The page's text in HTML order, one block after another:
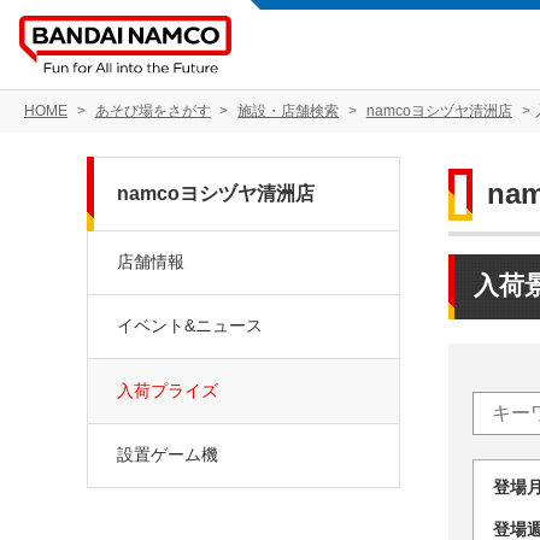
HOME あそび場をさがす 施設・店舗検索 namcoヨシヅヤ清洲店
入荷
登
登
namcoヨシヅヤ清洲店
店舗情報
イベント&ニュース
入荷プライズ
設置ゲーム機